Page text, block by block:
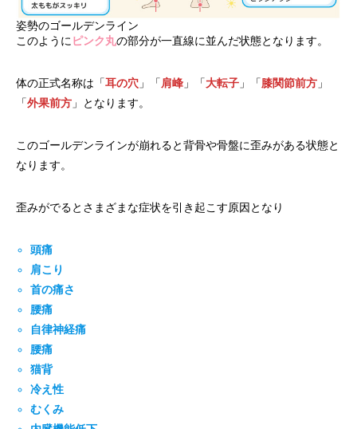
姿勢のゴールデンライン
このようにピンク丸の部分が一直線に並んだ状態となります。
体の正式名称は「耳の穴 」「肩峰 」「大転子 」「膝関節前方 」
「外果前方 」となります。
このゴールデンラインが崩れると背骨や骨盤に歪みがある状態と
なります。
歪みがでるとさまざまな症状を引き起こす原因となり
頭痛
肩こり
首の痛さ
腰痛
自律神経痛
腰痛
猫背
冷え性
むくみ